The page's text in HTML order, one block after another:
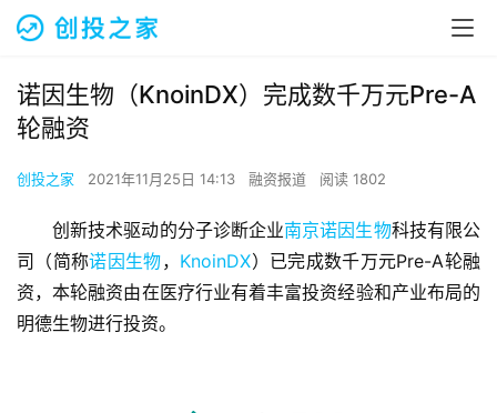
诺因生物（KnoinDX）完成数千万元Pre-A
轮融资
创投之家 2021年11月25日 14:13 融资报道 阅读 1802
创新技术驱动的分子诊断企业南京诺因生物科技有限公
司（简称诺因生物， KnoinDX）已完成数千万元Pre-A轮融
资，本轮融资由在医疗行业有着丰富投资经验和产业布局的
明德生物进行投资。